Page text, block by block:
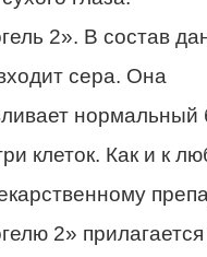
2». В состав
сера. Она
нормальный
клеток. Как и к
2» прилагается